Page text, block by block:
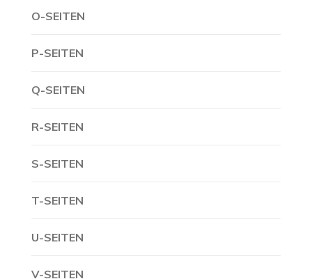
O-SEITEN
P-SEITEN
Q-SEITEN
R-SEITEN
S-SEITEN
T-SEITEN
U-SEITEN
V-SEITEN